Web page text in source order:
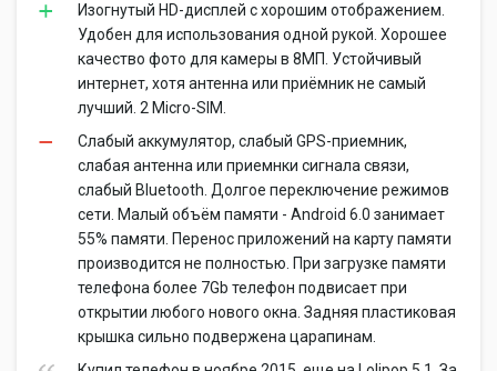
Изогнутый HD-дисплей с хорошим отображением.
Удобен для использования одной рукой. Хорошее
качество фото для камеры в 8МП. Устойчивый
интернет, хотя антенна или приёмник не самый
лучший. 2 Micro-SIM.
Слабый аккумулятор, слабый GPS-приемник,
слабая антенна или приемнки сигнала связи,
слабый Bluetooth. Долгое переключение режимов
сети. Малый объём памяти - Android 6.0 занимает
55% памяти. Перенос приложений на карту памяти
производится не полностью. При загрузке памяти
телефона более 7Gb телефон подвисает при
открытии любого нового окна. Задняя пластиковая
крышка сильно подвержена царапинам.